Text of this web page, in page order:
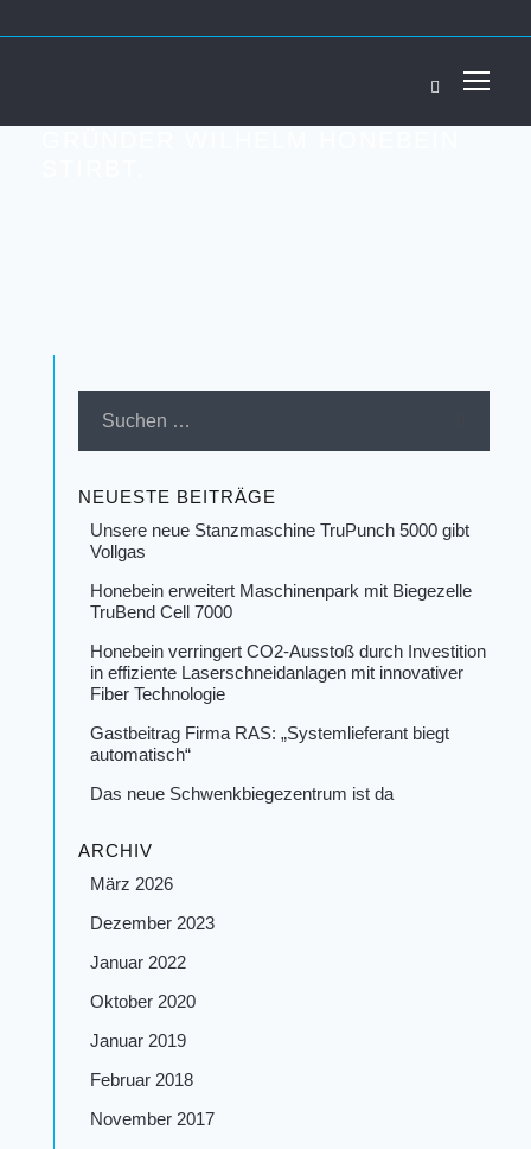
NEUESTE BEITRÄGE
Unsere neue Stanzmaschine TruPunch 5000 gibt
Vollgas
Honebein erweitert Maschinenpark mit Biegezelle
TruBend Cell 7000
Honebein verringert CO2-Ausstoß durch Investition
in effiziente Laserschneidanlagen mit innovativer
Fiber Technologie
Gastbeitrag Firma RAS: „Systemlieferant biegt
automatisch“
Das neue Schwenkbiegezentrum ist da
ARCHIV
März 2026
Dezember 2023
Januar 2022
Oktober 2020
Januar 2019
Februar 2018
November 2017